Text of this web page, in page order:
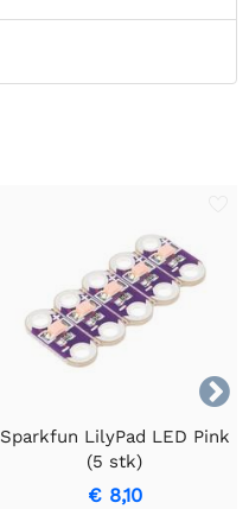

Sparkfun LilyPad LED Pink
(5 stk)
€ 8,10